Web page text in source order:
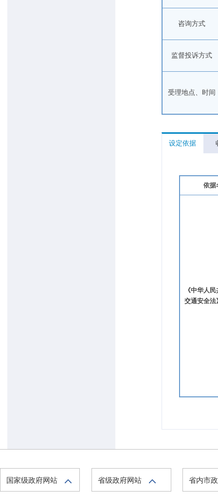
咨询方式
监督投诉方式
受理地点、时间
设定依据
依据
《中华人
交通安全法
国家级政府网站 省级政府网站 省内市